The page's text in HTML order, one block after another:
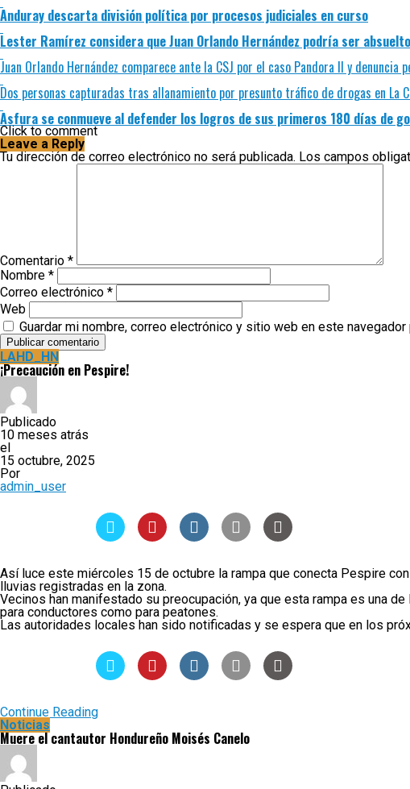
Anduray descarta división política por procesos judiciales en curso
Lester Ramírez considera que Juan Orlando Hernández podría ser
Juan Orlando Hernández comparece ante la CSJ por el caso Pandora II y denuncia
Dos personas capturadas tras allanamiento por presunto tráfico de drogas en La
Asfura se conmueve al defender los logros de sus primeros 180 días de
Click to comment
Leave a Reply
Tu dirección de correo electrónico no será publicada. Los campos
Comentario *
Nombre *
Correo electrónico *
Web
Guardar mi nombre, correo electrónico y sitio web en este
LAHD_HN
¡Precaución en Pespire!
Publicado
10 meses atrás
el
15 octubre, 2025
Por
admin_user
Así luce este miércoles 15 de octubre la rampa que conecta Pespire
lluvias registradas en la zona.
Vecinos han manifestado su preocupación, ya que esta rampa es una
para conductores como para peatones.
Las autoridades locales han sido notificadas y se espera que en los
Continue Reading
Noticias
Muere el cantautor Hondureño Moisés Canelo